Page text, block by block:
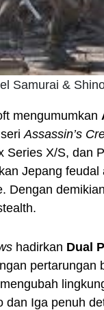
Samurai &
mengumumkan
Assassin’s
Series X/S, dan
Jepang
Dengan
hadirkan Dual
mengubah
dan Iga penuh